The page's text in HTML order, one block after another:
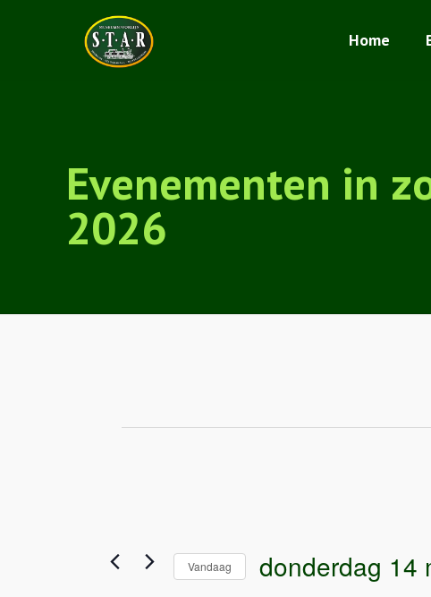
Home
Evenementen in
2026
mei Vandaag donderdag 14